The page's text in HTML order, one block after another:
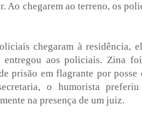
Ao chegarem ao terreno, os
chegaram à residência,
entregou aos policiais. Zina
prisão em flagrante por
o humorista
na presença de um juiz.